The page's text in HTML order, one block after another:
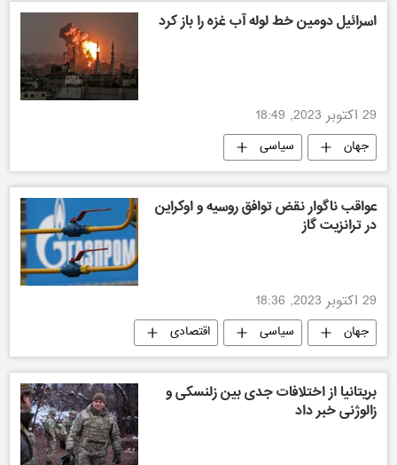
اسرائیل دومین خط لوله آب غزه را باز کرد
29 اکتوبر 2023, 18:49
جهان سیاسی
عواقب ناگوار نقض توافق روسیه و اوکراین
در ترانزیت گاز
29 اکتوبر 2023, 18:36
جهان سیاسی اقتصادی
بریتانیا از اختلافات جدی بین زلنسکی و
زالوژنی خبر داد